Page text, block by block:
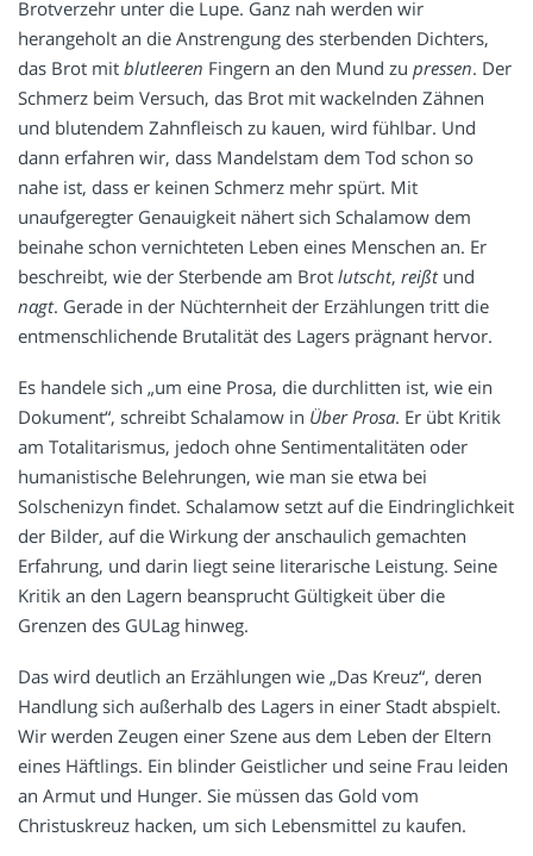
Brotverzehr unter die Lupe. Ganz nah werden wir
herangeholt an die Anstrengung des sterbenden Dichters,
das Brot mit blutleeren Fingern an den Mund zu pressen. Der
Schmerz beim Versuch, das Brot mit wackelnden Zähnen
und blutendem Zahnfleisch zu kauen, wird fühlbar. Und
dann erfahren wir, dass Mandelstam dem Tod schon so
nahe ist, dass er keinen Schmerz mehr spürt. Mit
unaufgeregter Genauigkeit nähert sich Schalamow dem
beinahe schon vernichteten Leben eines Menschen an. Er
beschreibt, wie der Sterbende am Brot lutscht, reißtund
nagt. Gerade in der Nüchternheit der Erzählungen tritt die
entmenschlichende Brutalität des Lagers prägnant hervor.
Es handele sich „um eine Prosa, die durchlitten ist, wie ein
Dokument“, schreibt Schalamow in Über Prosa. Er übt Kritik
am Totalitarismus, jedoch ohne Sentimentalitäten oder
humanistische Belehrungen, wie man sie etwa bei
Solschenizyn findet. Schalamow setzt auf die Eindringlichkeit
der Bilder, auf die Wirkung der anschaulich gemachten
Erfahrung, und darin liegt seine literarische Leistung. Seine
Kritik an den Lagern beansprucht Gültigkeit über die
Grenzen des GULag hinweg.
Das wird deutlich an Erzählungen wie „Das Kreuz“, deren
Handlung sich außerhalb des Lagers in einer Stadt abspielt.
Wir werden Zeugen einer Szene aus dem Leben der Eltern
eines Häftlings. Ein blinder Geistlicher und seine Frau leiden
an Armut und Hunger. Sie müssen das Gold vom
Christuskreuz hacken, um sich Lebensmittel zu kaufen.